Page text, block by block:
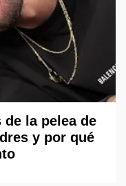
de la pelea de
y por qué